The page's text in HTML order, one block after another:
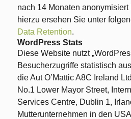
nach 14 Monaten
hierzu ersehen Sie unter
Data Retention.
WordPress Stats
Diese Website nutzt
Besucherzugriffe statistisch
die Aut O’Mattic A8C Ireland
No.1 Lower Mayor Street,
Services Centre, Dublin 1,
Mutterunternehmen in den